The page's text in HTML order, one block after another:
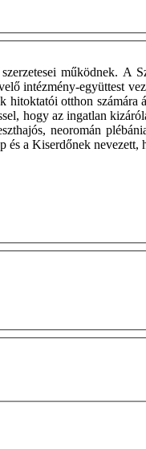
működnek. A
intézmény-együttest
hitoktatói otthon
hogy az ingatlan
neoromán
a Kiserdőnek